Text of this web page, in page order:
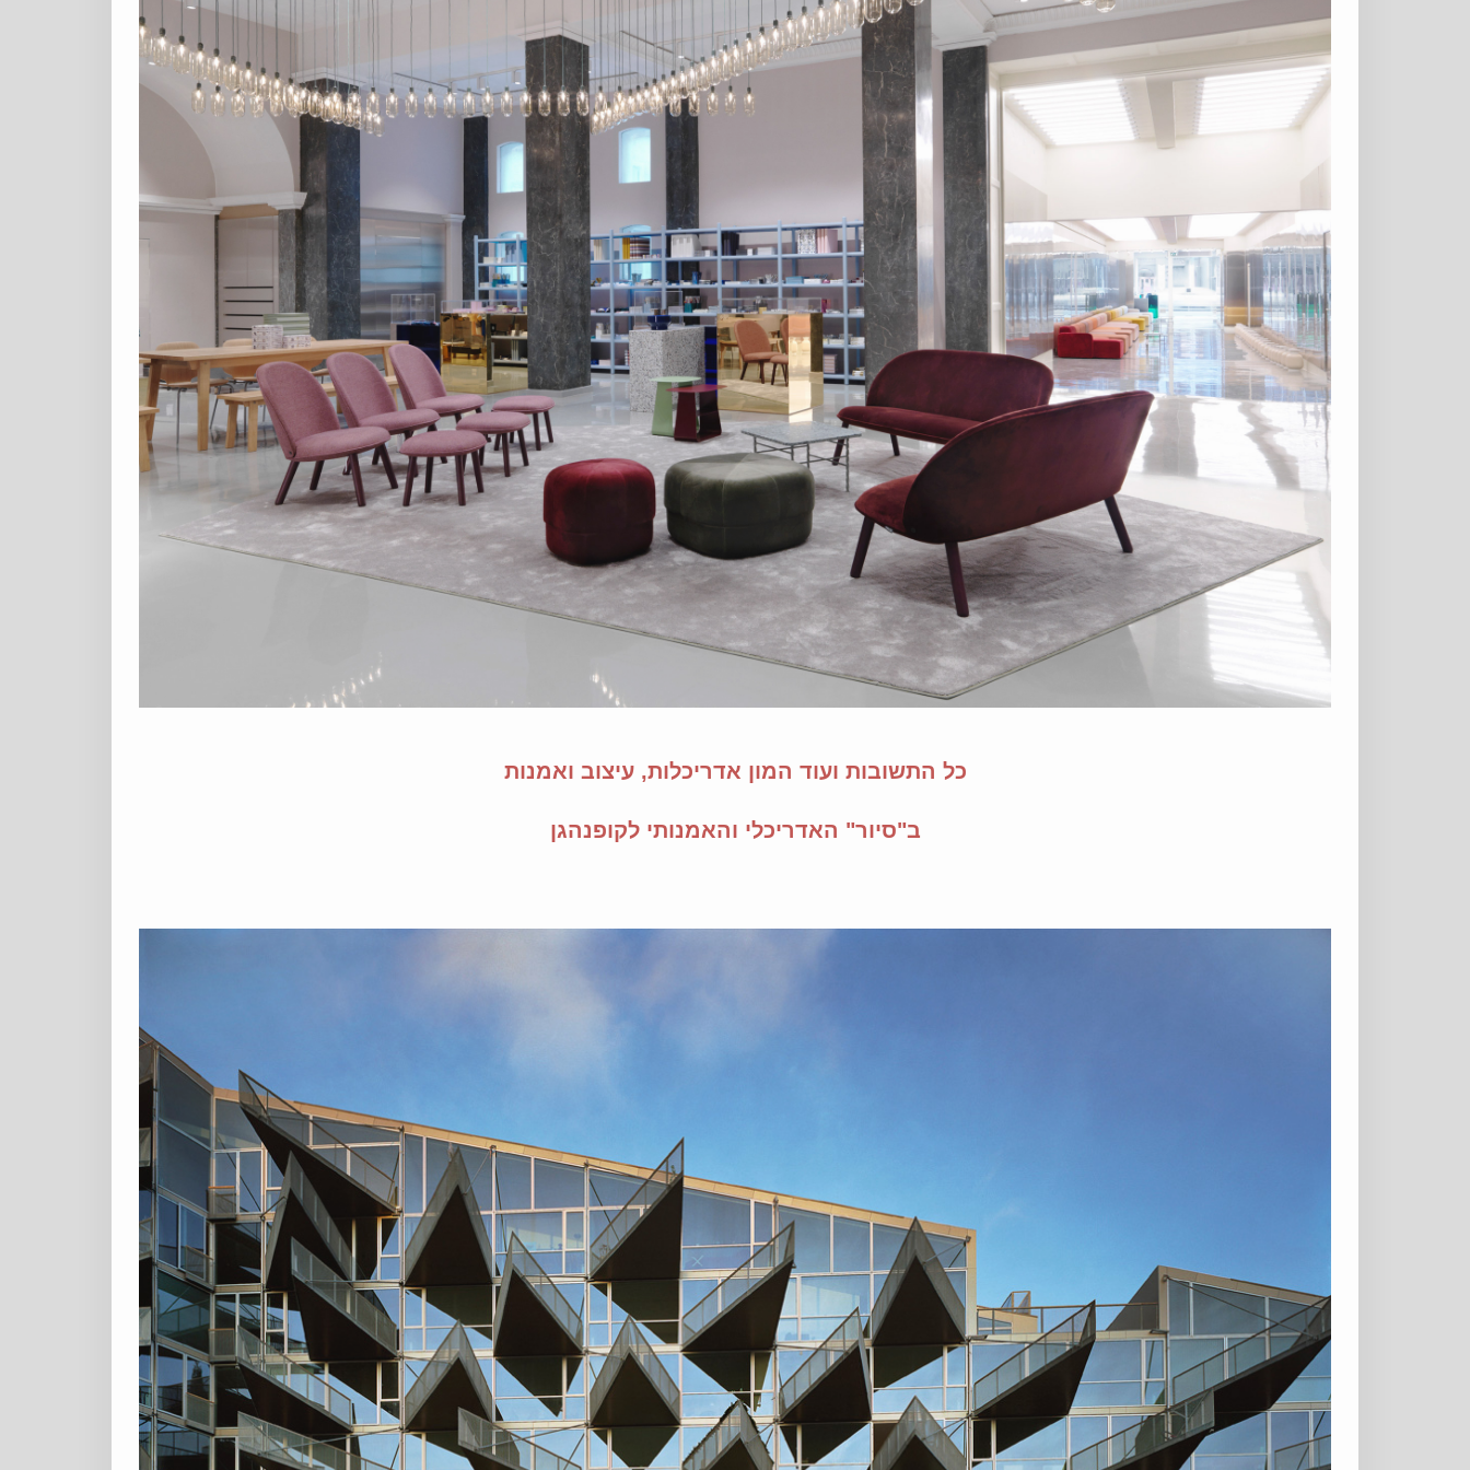
כל התשובות ועוד המון אדריכלות, עיצוב ואמנות
ב"סיור" האדריכלי והאמנותי לקופנהגן